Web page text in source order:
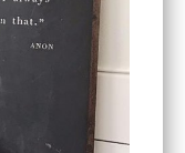
Mushroom